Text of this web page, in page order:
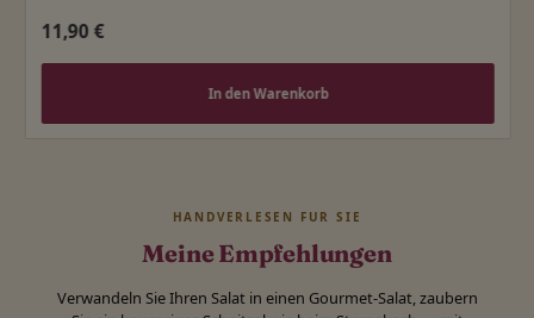
Regulärer Preis:
11,90 €
In den Warenkorb
Meine Empfehlungen
HANDVERLESEN FÜR SIE
Verwandeln Sie Ihren Salat in einen Gourmet-Salat, zaubern